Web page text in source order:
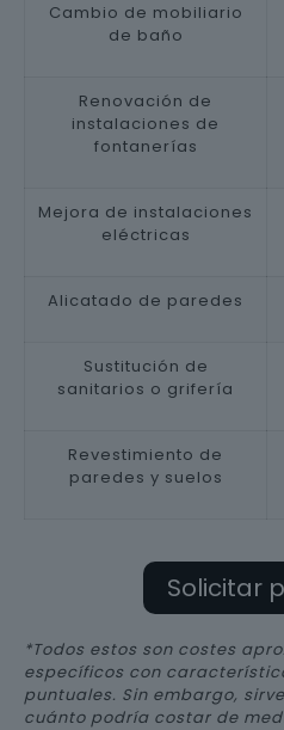
Cambio de mobiliario
de baño
Renovación de
instalaciones de
fontanerías
Mejora de instalaciones
eléctricas
Alicatado de paredes
Sustitución de
sanitarios o grifería
Revestimiento de
paredes y suelos
Solicitar
*Todos estos son costes
específicos con
puntuales. Sin embargo,
cuánto podría costar de